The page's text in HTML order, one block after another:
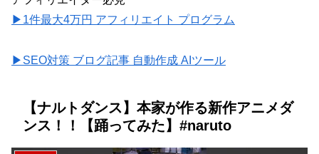
▶1件最大4万円 アフィリエイト プログラム
▶SEO対策 ブログ記事 自動作成 AIツール
【ナルトダンス】本家が作る新作アニメダ
ンス！！【踊ってみた】#naruto